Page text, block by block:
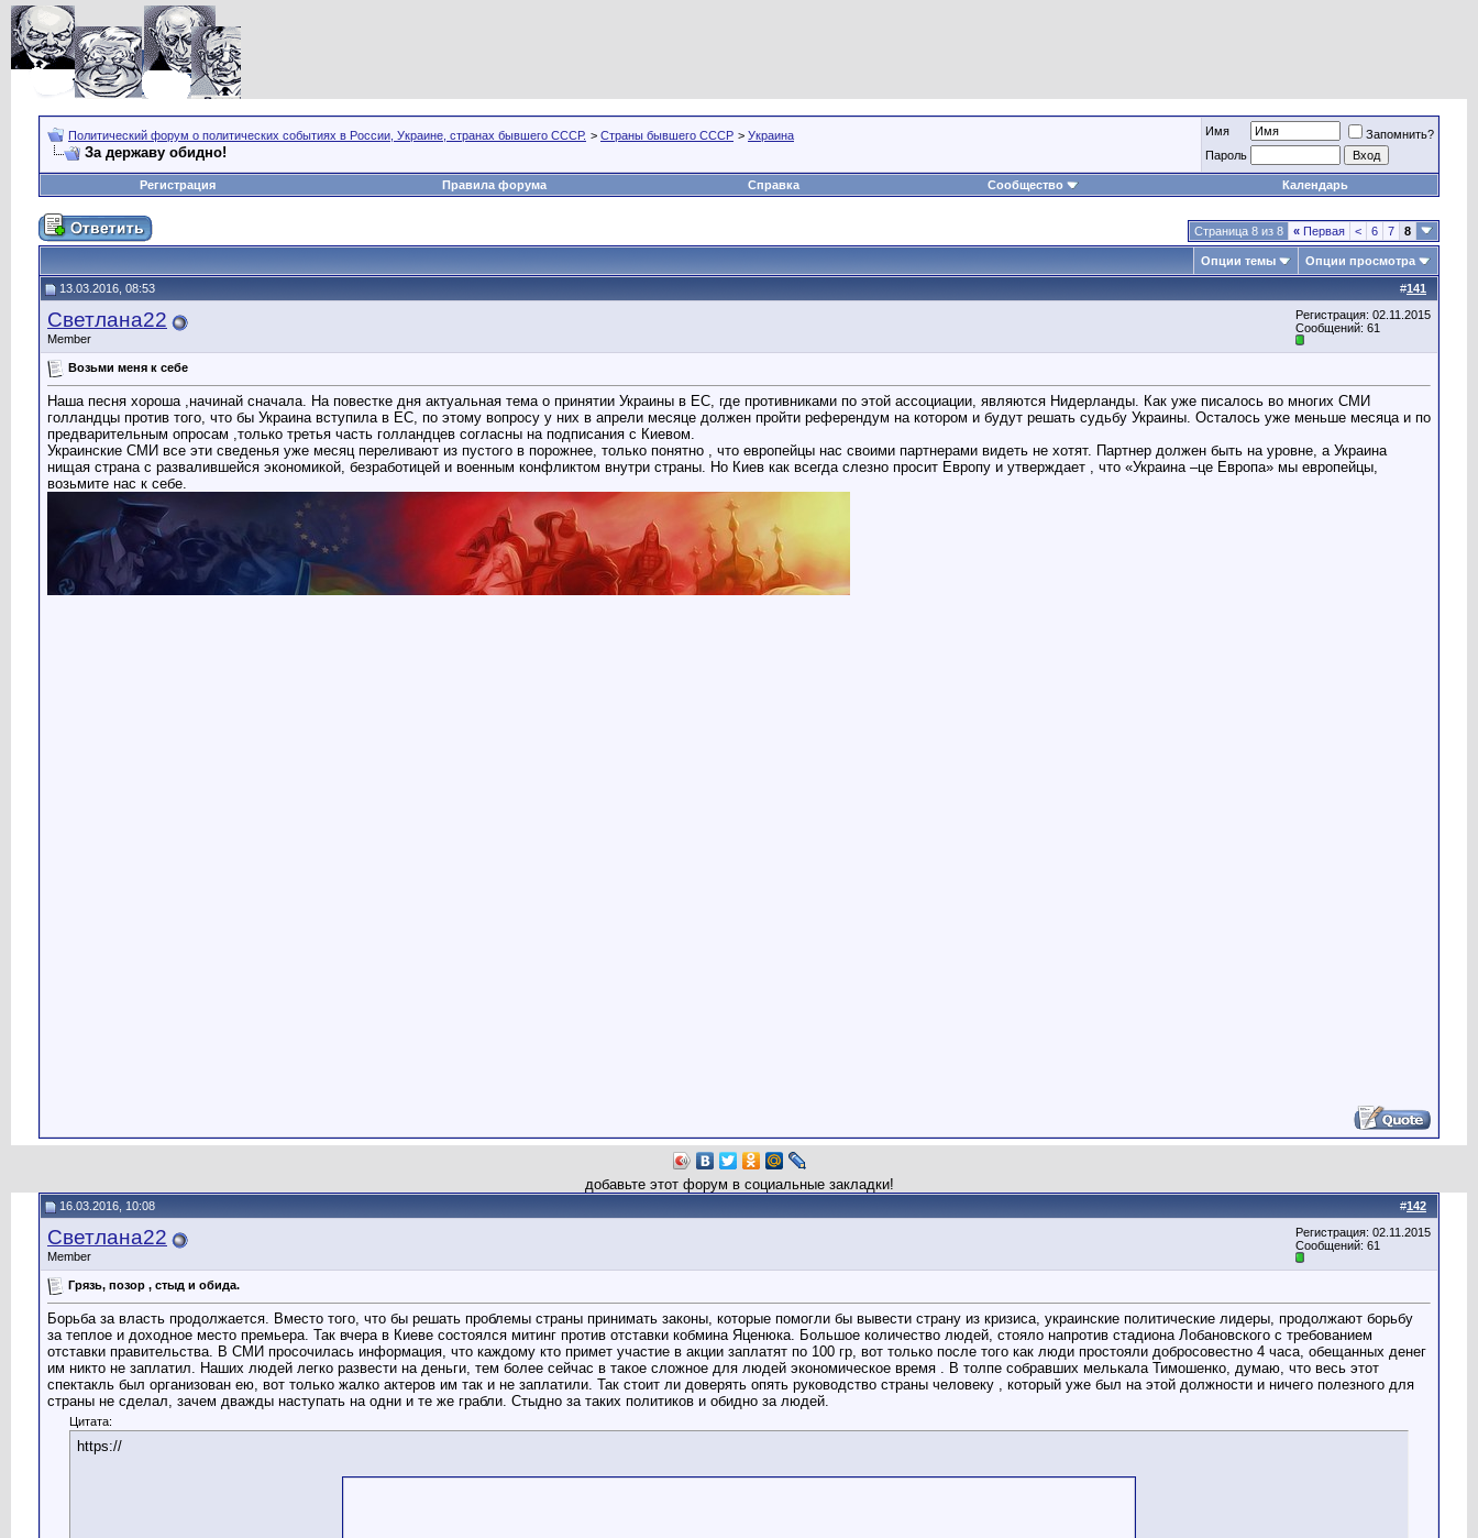
Политический форум о политических событиях в России, Украине, странах бывшего СССР. > Страны бывшего СССР > Украина
За державу обидно!
Имя
Запомнить?
Пароль
Регистрация Правила форума Справка Сообщество Календарь
Страница 8 из 8 « Первая < 6 7 8
Опции темы Опции просмотра
#141
13.03.2016, 08:53
Светлана22
Member
Регистрация: 02.11.2015
Сообщений: 61
Возьми меня к себе
Наша песня хороша ,начинай сначала. На повестке дня актуальная тема о принятии Украины в ЕС, где противниками по этой ассоциации, являются Нидерланды. Как уже писалось во многих СМИ
голландцы против того, что бы Украина вступила в ЕС, по этому вопросу у них в апрели месяце должен пройти референдум на котором и будут решать судьбу Украины. Осталось уже меньше месяца и по
предварительным опросам ,только третья часть голландцев согласны на подписания с Киевом.
Украинские СМИ все эти сведенья уже месяц переливают из пустого в порожнее, только понятно , что европейцы нас своими партнерами видеть не хотят. Партнер должен быть на уровне, а Украина
нищая страна с развалившейся экономикой, безработицей и военным конфликтом внутри страны. Но Киев как всегда слезно просит Европу и утверждает , что «Украина –це Европа» мы европейцы,
возьмите нас к себе.
добавьте этот форум в социальные закладки!
#142
16.03.2016, 10:08
Светлана22
Member
Регистрация: 02.11.2015
Сообщений: 61
Грязь, позор , стыд и обида.
Борьба за власть продолжается. Вместо того, что бы решать проблемы страны принимать законы, которые помогли бы вывести страну из кризиса, украинские политические лидеры, продолжают борьбу
за теплое и доходное место премьера. Так вчера в Киеве состоялся митинг против отставки кобмина Яценюка. Большое количество людей, стояло напротив стадиона Лобановского с требованием
отставки правительства. В СМИ просочилась информация, что каждому кто примет участие в акции заплатят по 100 гр, вот только после того как люди простояли добросовестно 4 часа, обещанных денег
им никто не заплатил. Наших людей легко развести на деньги, тем более сейчас в такое сложное для людей экономическое время . В толпе собравших мелькала Тимошенко, думаю, что весь этот
спектакль был организован ею, вот только жалко актеров им так и не заплатили. Так стоит ли доверять опять руководство страны человеку , который уже был на этой должности и ничего полезного для
страны не сделал, зачем дважды наступать на одни и те же грабли. Стыдно за таких политиков и обидно за людей.
Цитата:
https://